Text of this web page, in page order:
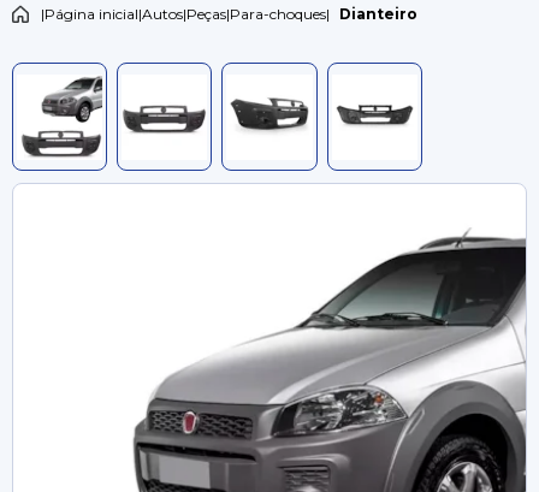
|Página inicial|Autos|Peças|Para-choques| Dianteiro